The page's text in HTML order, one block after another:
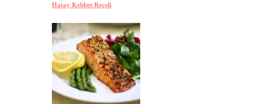
Hatay Kebbet Reçeli